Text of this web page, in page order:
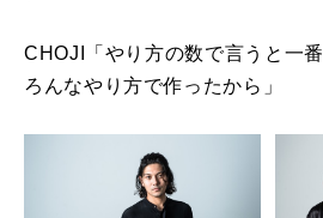
CHOJI「やり方の数で言うと一
ろんなやり方で作ったから」